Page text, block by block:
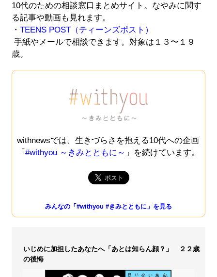
10代のための相談窓口まとめサイト。なやみに関す
る記事や動画も見れます。
・ TEENS POST（ティーンズポスト）
手紙やメールで相談できます。対象は１３〜１９
歳。
withnewsでは、生きづらさを抱える10代への企画
「#withyou ～きみとともに～ 」を続けています。
みんなの「#withyou #きみとともに」を見る
いじめに加担したあなたへ「あとは知らん顔？」 ２２歳
の後悔